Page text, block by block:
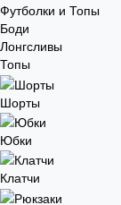
Футболки и Топы
Боди
Лонгсливы
Топы
Шорты
Юбки
Клатчи